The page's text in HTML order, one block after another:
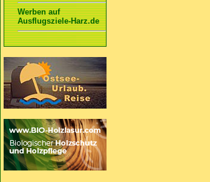
Werben auf
Ausflugsziele-Harz.de